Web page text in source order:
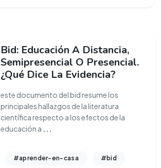
Bid: Educación A Distancia,
Semipresencial O Presencial.
¿Qué Dice La Evidencia?
este documento del bid resume los
principales hallazgos de la literatura
científica respecto a los efectos de la
educación a ...
#aprender-en-casa #bid